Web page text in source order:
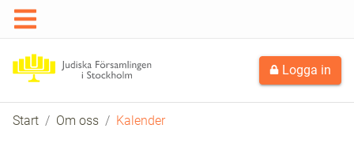
Logga in
Start Om oss Kalender